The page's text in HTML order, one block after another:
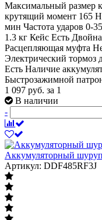
Максимальный размер
крутящий момент 165
мин Частота ударов 0-
1.3 кг Кейс Есть
Расцепляющая муфта
Электрический тормоз
Есть Наличие
Быстрозажимной
1 097 руб. за 1
В наличии
-
Аккумуляторный
Артикул: DDF485RF3J